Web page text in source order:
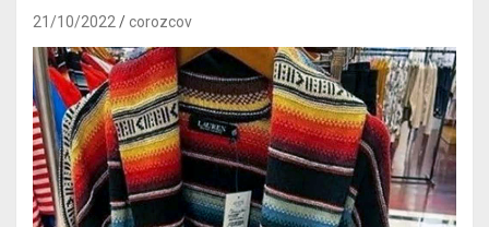
21/10/2022 corozcov